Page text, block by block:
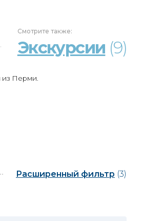
Смотрите также:
Экскурсии (9)
из Перми.
Расширенный фильтр (3)